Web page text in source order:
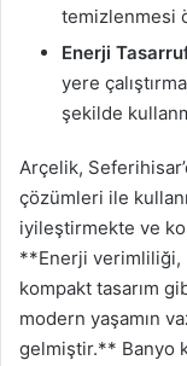
temizlenmesi
Enerji
yere
şekilde
Arçelik,
çözümleri ile
iyileştirmekte ve
**Enerji verimliliği,
kompakt tasarım
modern yaşamın
gelmiştir.** Banyo